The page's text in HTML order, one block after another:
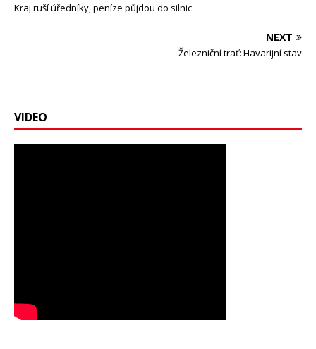
Kraj ruší úředníky, peníze půjdou do silnic
NEXT
Železniční trať: Havarijní stav
VIDEO